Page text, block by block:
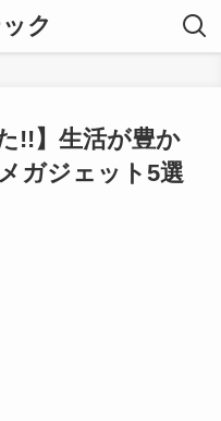
ク
!!】生活が豊か
ガジェット5選